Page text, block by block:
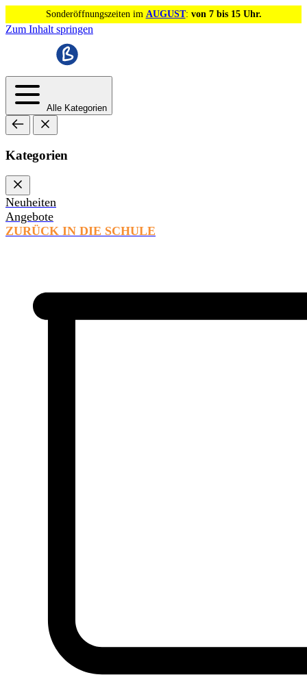
Sonderöffnungszeiten im AUGUST: von 7 bis 15 Uhr.
Zum Inhalt springen
Alle Kategorien
Kategorien
Neuheiten
Angebote
ZURÜCK IN DIE SCHULE